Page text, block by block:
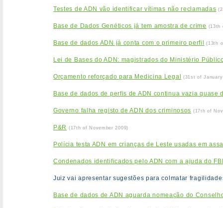
Testes de ADN vão identificar vítimas não reclamadas
Base de Dados Genéticos já tem amostra de crime (13th
Base de dados ADN já conta com o primeiro perfil (13th
Lei de Bases do ADN: magistrados do Ministério
Orçamento reforçado para Medicina Legal (31st of
Base de dados de perfis de ADN continua vazia quase
Governo falha registo de ADN dos criminosos (17th of
P&R (17th of November 2009)
Polícia testa ADN em crianças de Leste usadas em
Condenados identificados pelo ADN com a ajuda do
Juiz vai apresentar sugestões para colmatar
Base de dados de ADN aguarda nomeação do